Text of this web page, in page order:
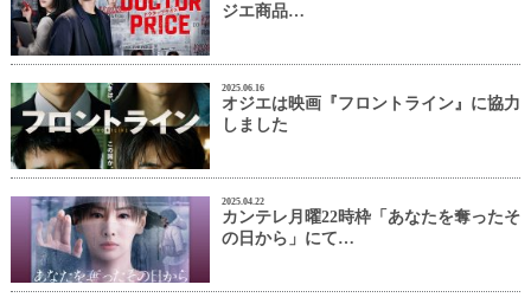
ジエ商品…
2025.06.16
オジエは映画『フロントライン』に協力
しました
2025.04.22
カンテレ月曜22時枠「あなたを奪ったそ
の日から」にて…